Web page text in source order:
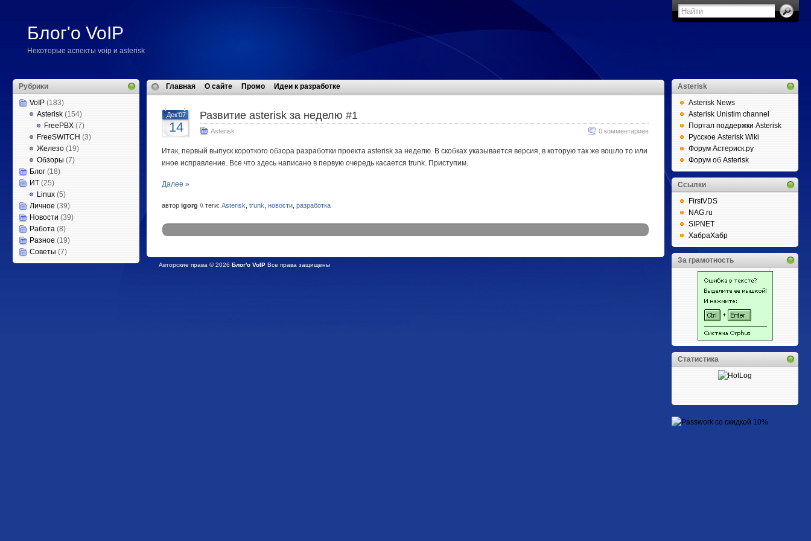
Блог'о VoIP
Некоторые аспекты voip и asterisk
Рубрики
VoIP (183)
Asterisk (154)
FreePBX (7)
FreeSWITCH (3)
Железо (19)
Обзоры (7)
Блог (18)
ИТ (25)
Linux (5)
Личное (39)
Новости (39)
Работа (8)
Разное (19)
Советы (7)
Главная О сайте Промо Идеи к разработке
Дек'07
14
Развитие asterisk за неделю #1
Asterisk 0 комментариев
Итак, первый выпуск короткого обзора разработки проекта asterisk за неделю. В скобках указывается версия, в которую так же вошло то или
иное исправление. Все что здесь написано в первую очередь касается trunk. Приступим.
Далее »
автор igorg \\ теги: Asterisk trunk новости разработка
Авторские права © 2026 Блог'о VoIP Все права защищены
Asterisk
Asterisk News
Asterisk Unistim channel
Портал поддержки Asterisk
Русское Asterisk Wiki
Форум Астериск.ру
Форум об Asterisk
Ссылки
FirstVDS
NAG.ru
SIPNET
ХабраХабр
За грамотность
Статистика